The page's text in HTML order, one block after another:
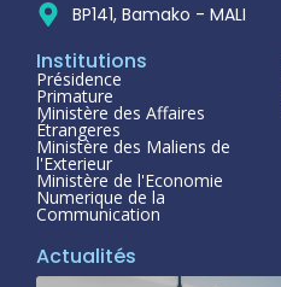
BP141, Bamako - MALI
Institutions
Présidence
Primature
Ministère des Affaires
Étrangeres
Ministère des Maliens de
l'Exterieur
Ministère de l'Economie
Numerique de la
Communication
Actualités